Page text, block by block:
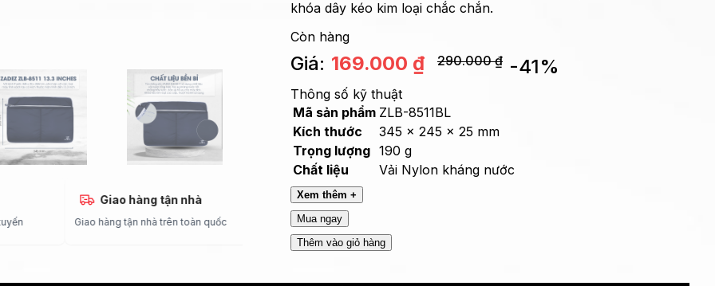
tuyến
Giao hàng tận nhà
Giao hàng tận nhà trên toàn quốc
Bảo hành điện tử
Theo mã sản phẩm, 12 tháng 1 đổi 1
khóa dây kéo kim loại chắc chắn.
Còn hàng
Giá: 169.000 ₫ 290.000₫ -41%
Thông số kỹ thuật
Mã sản phẩm ZLB-8511BL
Kích thước
345 x 245 x 25 mm
Trọng lượng 190 g
Chất liệu
Vải Nylon kháng nước
Xem thêm +
Mua ngay
Thêm vào giỏ hàng